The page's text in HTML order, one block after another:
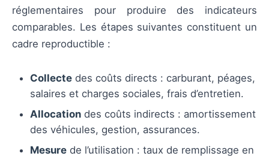
réglementaires pour produire des indicateurs
comparables. Les étapes suivantes constituent un
cadre reproductible :
Collecte des coûts directs : carburant, péages,
salaires et charges sociales, frais d’entretien.
Allocation des coûts indirects : amortissement
des véhicules, gestion, assurances.
Mesure de l’utilisation : taux de remplissage en